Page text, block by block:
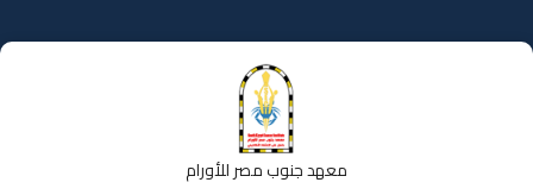
إلى
المحتوى
معهد جنوب مصر للأورام